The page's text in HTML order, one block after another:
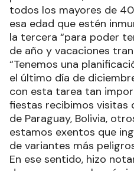
todos los mayores de
esa edad que estén
la tercera “para poder
de año y vacaciones
“Tenemos una
el último día de
con esta tarea tan
fiestas recibimos visitas
de Paraguay, Bolivia,
estamos exentos que
de variantes más
En ese sentido, hizo